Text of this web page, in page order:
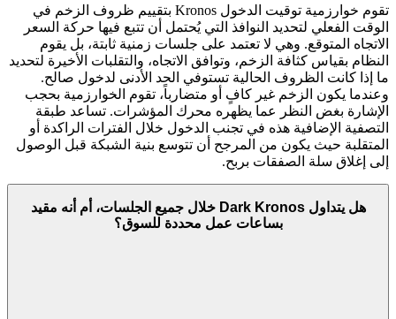
تقوم خوارزمية توقيت الدخول Kronos بتقييم ظروف الزخم في
الوقت الفعلي لتحديد النوافذ التي يُحتمل أن تتبع فيها حركة السعر
الاتجاه المتوقع. وهي لا تعتمد على جلسات زمنية ثابتة، بل يقوم
النظام بقياس كثافة الزخم، وتوافق الاتجاه، والتقلبات الأخيرة لتحديد
ما إذا كانت الظروف الحالية تستوفي الحد الأدنى لدخول صالح.
وعندما يكون الزخم غير كافٍ أو متضارباً، تقوم الخوارزمية بحجب
الإشارة بغض النظر عما يظهره محرك المؤشرات. تساعد طبقة
التصفية الإضافية هذه في تجنب الدخول خلال الفترات الراكدة أو
المتقلبة حيث يكون من المرجح أن تتوسع بنية الشبكة قبل الوصول
إلى إغلاق سلة الصفقات بربح.
هل يتداول Dark Kronos خلال جميع الجلسات، أم أنه مقيد
بساعات عمل محددة للسوق؟